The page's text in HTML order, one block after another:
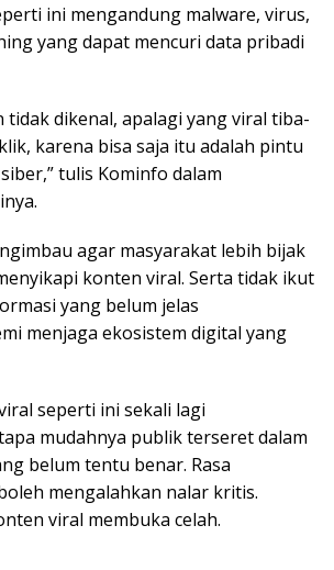
ini mengandung malware, virus,
yang dapat mencuri data pribadi
tidak dikenal, apalagi yang viral tiba-
karena bisa saja itu adalah pintu
tulis Kominfo dalam
agar masyarakat lebih bijak
konten viral. Serta tidak ikut
yang belum jelas
menjaga ekosistem digital yang
seperti ini sekali lagi
mudahnya publik terseret dalam
belum tentu benar. Rasa
mengalahkan nalar kritis.
viral membuka celah.